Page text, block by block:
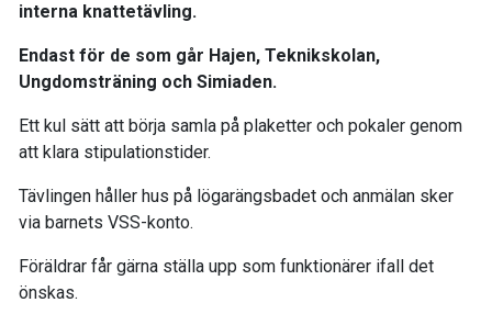
interna knattetävling.
Endast för de som går Hajen, Teknikskolan,
Ungdomsträning och Simiaden.
Ett kul sätt att börja samla på plaketter och pokaler genom
att klara stipulationstider.
Tävlingen håller hus på lögarängsbadet och anmälan sker
via barnets VSS-konto.
Föräldrar får gärna ställa upp som funktionärer ifall det
önskas.